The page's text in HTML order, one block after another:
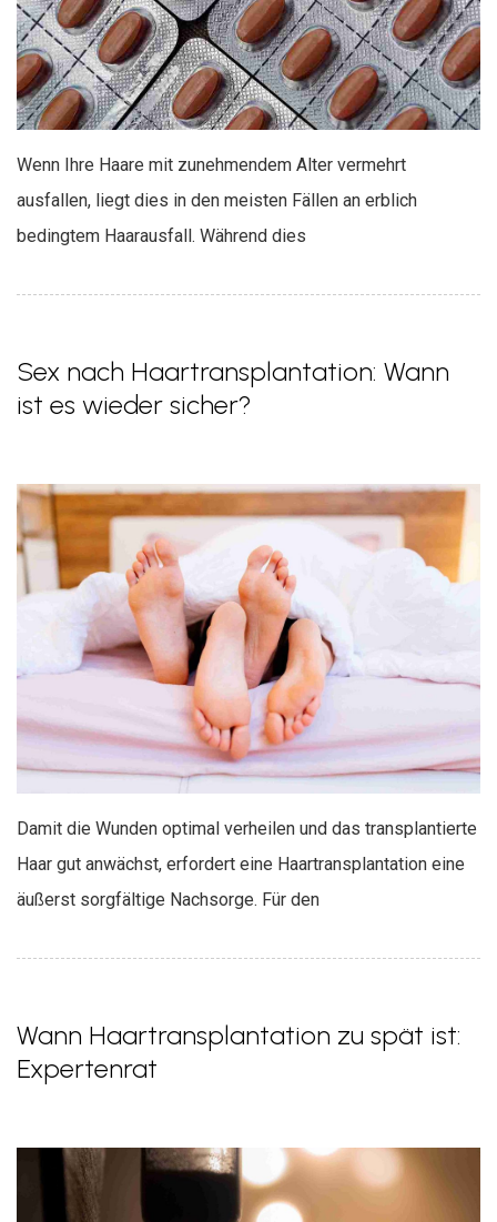
Wenn Ihre Haare mit zunehmendem Alter vermehrt
ausfallen, liegt dies in den meisten Fällen an erblich
bedingtem Haarausfall. Während dies
Sex nach Haartransplantation: Wann
ist es wieder sicher?
Damit die Wunden optimal verheilen und das transplantierte
Haar gut anwächst, erfordert eine Haartransplantation eine
äußerst sorgfältige Nachsorge. Für den
Wann Haartransplantation zu spät ist:
Expertenrat